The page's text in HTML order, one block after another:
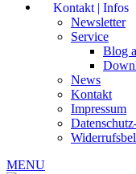
Kontakt | Infos
Newsletter
Service
Blog
News
Kontakt
Impressum
MENU